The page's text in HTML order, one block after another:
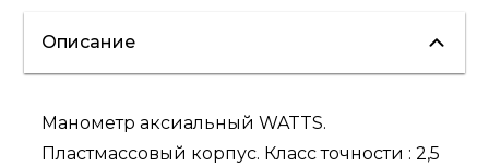
Описание
Манометр аксиальный WATTS.
Пластмассовый корпус. Класс точности : 2,5